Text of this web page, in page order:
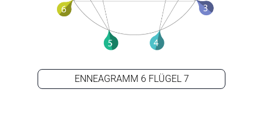
ENNEAGRAMM 6 FLÜGEL 7